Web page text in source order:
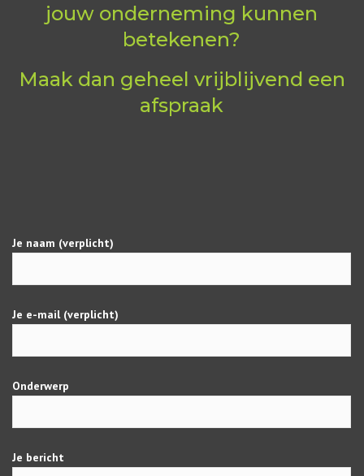
jouw onderneming kunnen
betekenen?
Maak dan geheel vrijblijvend een
afspraak
Je naam (verplicht)
Je e-mail (verplicht)
Onderwerp
Je bericht